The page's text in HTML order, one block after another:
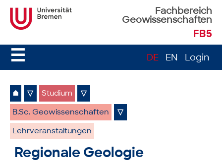
Fachbereich
Geowissenschaften
FB5
☰ DE EN Login
⌂ ▽ Studium ▽
B.Sc. Geowissenschaften ▽
Lehrveranstaltungen
Regionale Geologie